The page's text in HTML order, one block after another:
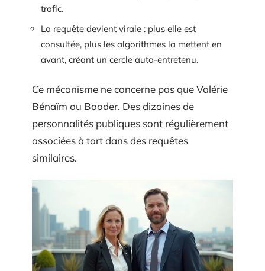
trafic.
La requête devient virale : plus elle est
consultée, plus les algorithmes la mettent en
avant, créant un cercle auto-entretenu.
Ce mécanisme ne concerne pas que Valérie
Bénaïm ou Booder. Des dizaines de
personnalités publiques sont régulièrement
associées à tort dans des requêtes
similaires.